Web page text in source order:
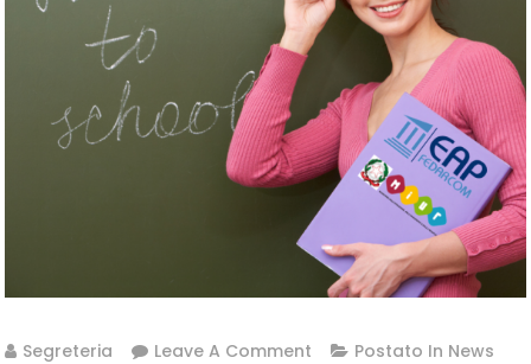
Segreteria Leave A Comment On
Postato In News